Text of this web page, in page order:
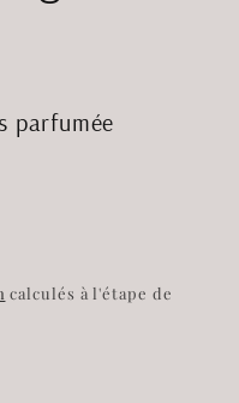
parfumée
calculés à l'étape de